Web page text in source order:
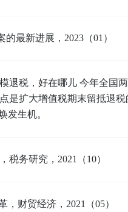
的最新进展，2023（01）
退税，好在哪儿 今年全国
是扩大增值税期末留抵退
发生机。
税务研究，2021（10）
，财贸经济，2021（05）